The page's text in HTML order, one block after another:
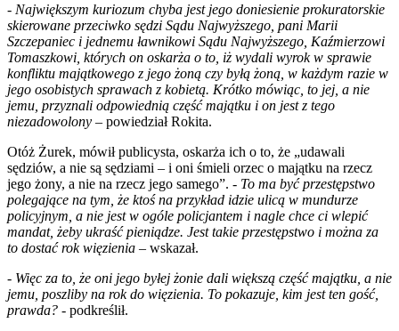
- Największym kuriozum chyba jest jego doniesienie prokuratorskie
skierowane przeciwko sędzi Sądu Najwyższego, pani Marii
Szczepaniec i jednemu ławnikowi Sądu Najwyższego, Kaźmierzowi
Tomaszkowi, których on oskarża o to, iż wydali wyrok w sprawie
konfliktu majątkowego z jego żoną czy byłą żoną, w każdym razie w
jego osobistych sprawach z kobietą. Krótko mówiąc, to jej, a nie
jemu, przyznali odpowiednią część majątku i on jest z tego
niezadowolony – powiedział Rokita.
Otóż Żurek, mówił publicysta, oskarża ich o to, że „udawali
sędziów, a nie są sędziami – i oni śmieli orzec o majątku na rzecz
jego żony, a nie na rzecz jego samego”. - To ma być przestępstwo
polegające na tym, że ktoś na przykład idzie ulicą w mundurze
policyjnym, a nie jest w ogóle policjantem i nagle chce ci wlepić
mandat, żeby ukraść pieniądze. Jest takie przestępstwo i można za
to dostać rok więzienia – wskazał.
- Więc za to, że oni jego byłej żonie dali większą część majątku, a nie
jemu, poszliby na rok do więzienia. To pokazuje, kim jest ten gość,
prawda? - podkreślił.